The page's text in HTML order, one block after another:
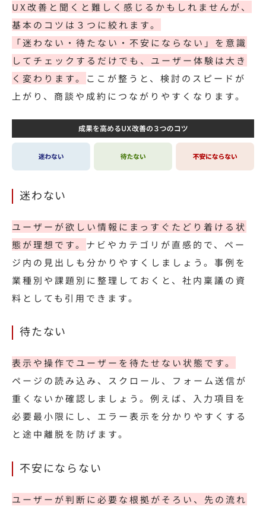
UX改善と聞くと難しく感じるかもしれませんが、
基本のコツは３つに絞れます。
「迷わない・待たない・不安にならない」を意識
してチェックするだけでも、ユーザー体験は大き
く変わります。 ここが整うと、検討のスピードが
上がり、商談や成約につながりやすくなります。
迷わない
ユーザーが欲しい情報にまっすぐたどり着ける状
態が理想です。 ナビやカテゴリが直感的で、ペー
ジ内の見出しも分かりやすくしましょう。事例を
業種別や課題別に整理しておくと、社内稟議の資
料としても引用できます。
待たない
表示や操作でユーザーを待たせない状態です。
ページの読み込み、スクロール、フォーム送信が
重くないか確認しましょう。 例えば、入力項目を
必要最小限にし、エラー表示を分かりやすくする
と途中離脱を防げます。
不安にならない
ユーザーが判断に必要な根拠がそろい、先の流れ